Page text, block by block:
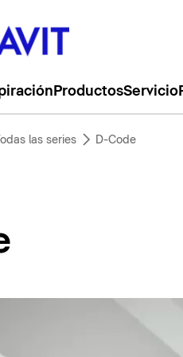
ProductosServicio
las series D-Code